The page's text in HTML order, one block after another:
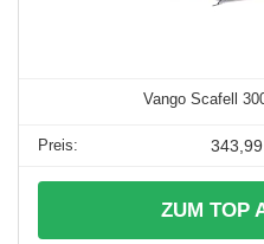
Vango Scafell
ZUM TOP